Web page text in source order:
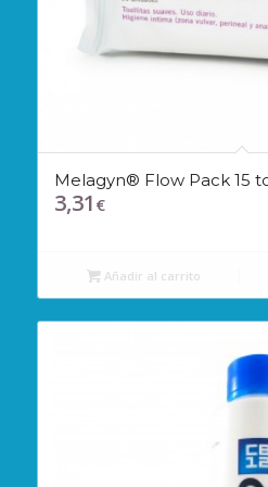
Melagyn® Flow Pack 15
3,31 €
Añadir al carrito